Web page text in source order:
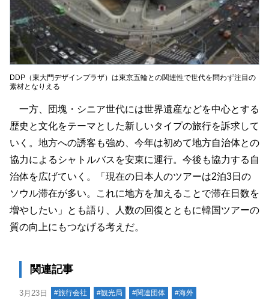
DDP（東大門デザインプラザ）は東京五輪との関連性で世代を問わず注目の
素材となりえる
一方、団塊・シニア世代には世界遺産などを中心とする
歴史と文化をテーマとした新しいタイプの旅行を訴求して
いく。地方への誘客も強め、今年は初めて地方自治体との
協力によるシャトルバスを安東に運行。今後も協力する自
治体を広げていく。「現在の日本人のツアーは2泊3日の
ソウル滞在が多い。これに地方を加えることで滞在日数を
増やしたい」とも語り、人数の回復とともに韓国ツアーの
質の向上にもつなげる考えだ。
関連記事
3月23日 #旅行会社 #観光局 #関連団体 #海外